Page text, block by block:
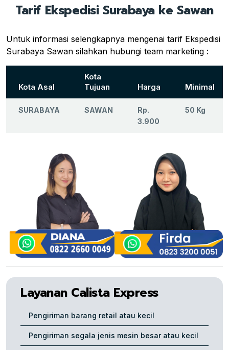
Tarif Ekspedisi Surabaya ke Sawan
Untuk informasi selengkapnya mengenai tarif Ekspedisi
Surabaya Sawan silahkan hubungi team marketing :
Kota Asal
Kota
Tujuan
Harga Minimal
SURABAYA SAWAN
Rp.
3.900
50 Kg
Layanan Calista Express
Pengiriman barang retail atau kecil
Pengiriman segala jenis mesin besar atau kecil